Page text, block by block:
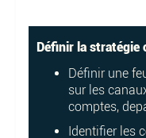
Définir la stratégie
Définir une
sur les
comptes,
Identifier les